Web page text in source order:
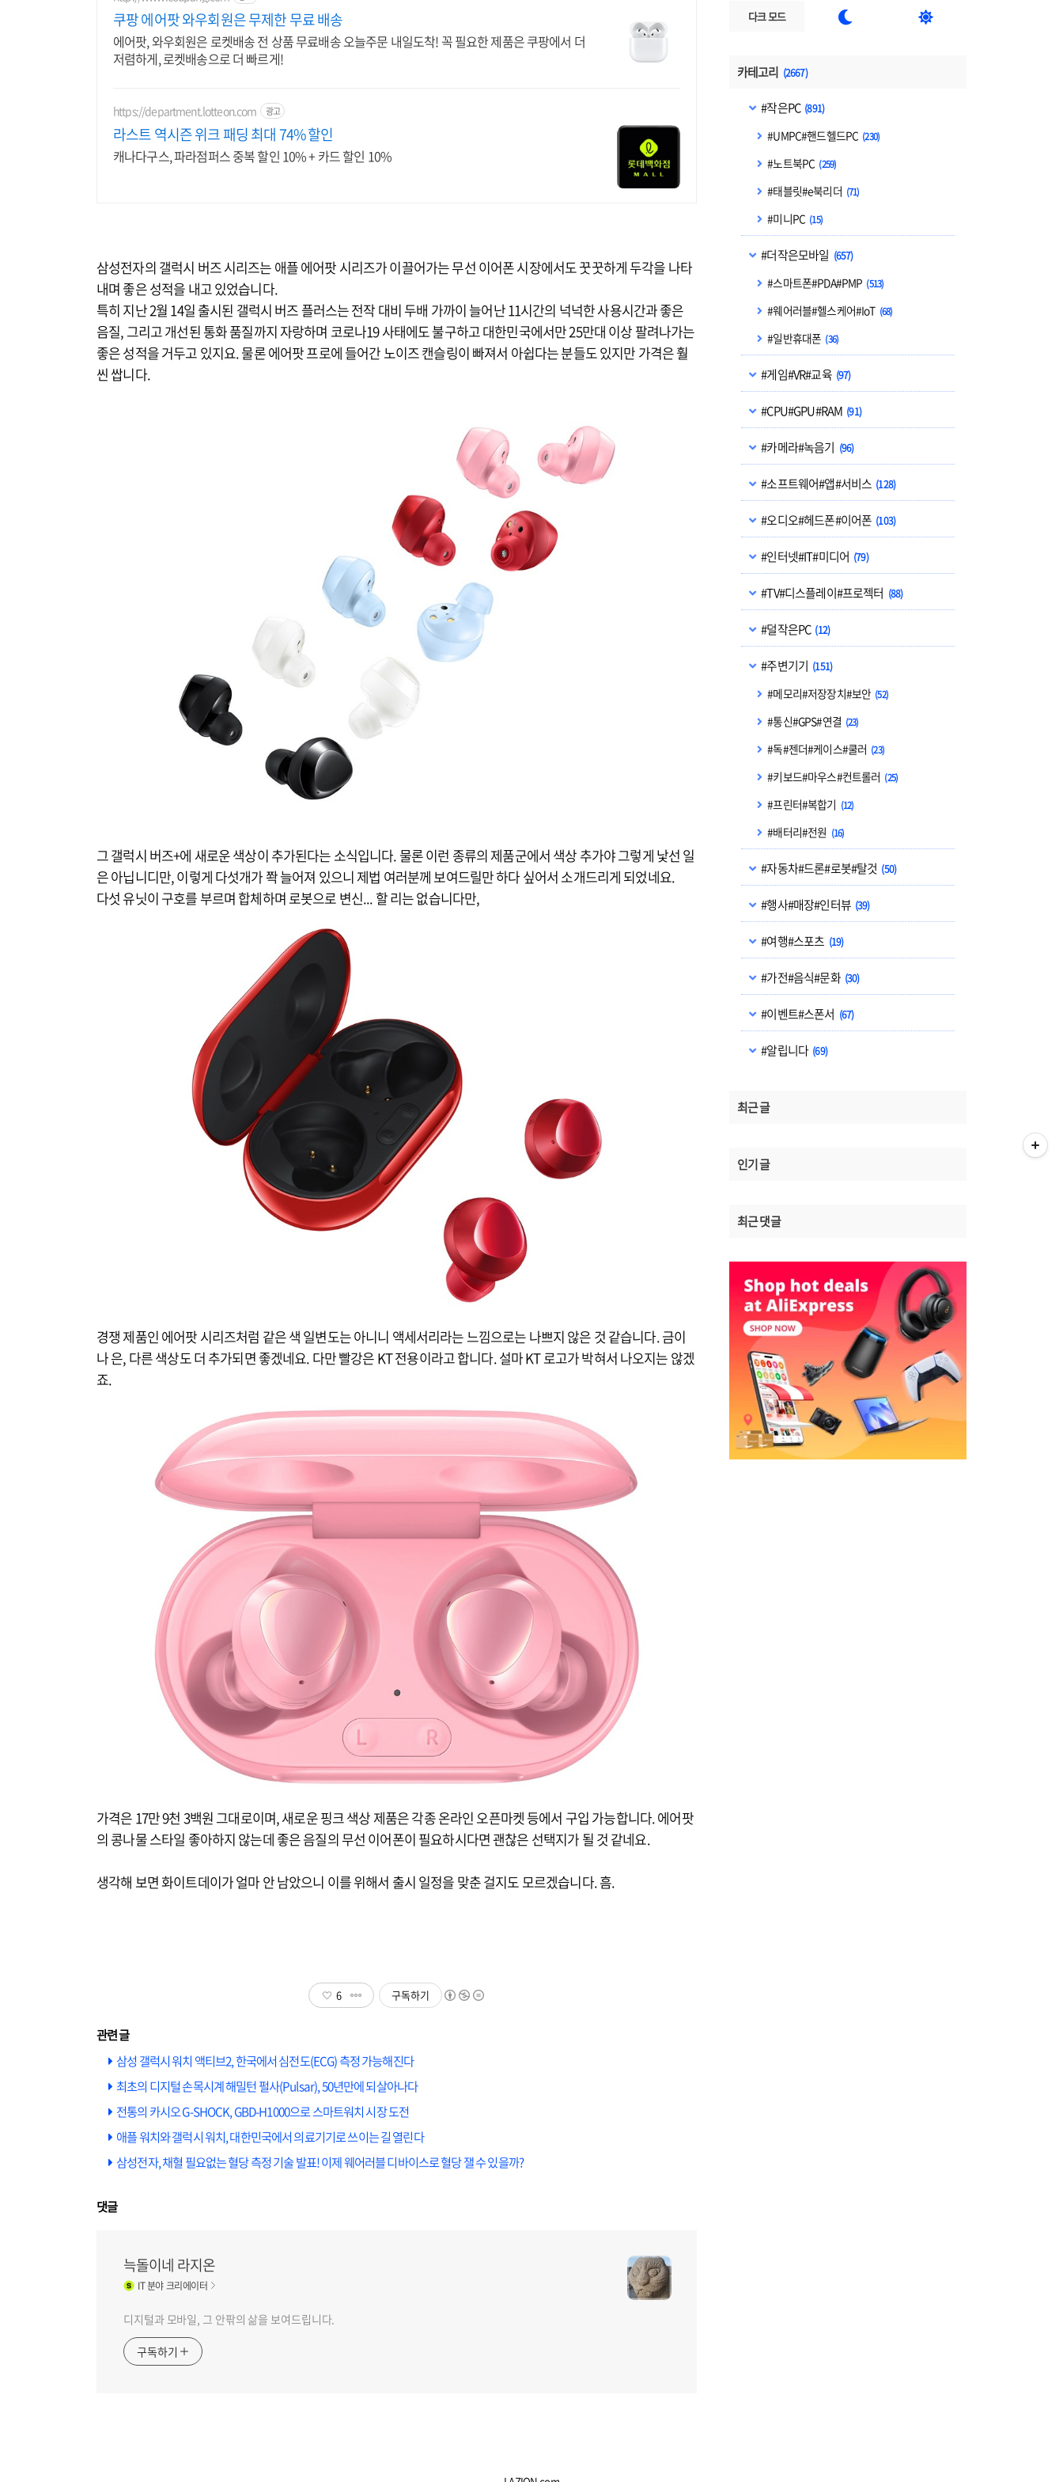
다크 모드  
카테고리 (2667)
#작은PC (891)
#UMPC#핸드헬드PC (230)
#노트북PC (259)
#태블릿#e북리더 (71)
#미니PC (15)
#더작은모바일 (657)
#스마트폰#PDA#PMP (513)
#웨어러블#헬스케어#IoT (68)
#일반휴대폰 (36)
#게임#VR#교육 (97)
#CPU#GPU#RAM (91)
#카메라#녹음기 (96)
#소프트웨어#앱#서비스 (128)
#오디오#헤드폰#이어폰 (103)
#인터넷#IT#미디어 (79)
#TV#디스플레이#프로젝터 (88)
#덜작은PC (12)
#주변기기 (151)
#메모리#저장장치#보안 (52)
#통신#GPS#연결 (23)
#독#젠더#케이스#쿨러 (23)
#키보드#마우스#컨트롤러 (25)
#프린터#복합기 (12)
#배터리#전원 (16)
#자동차#드론#로봇#탈것 (50)
#행사#매장#인터뷰 (39)
#여행#스포츠 (19)
#가전#음식#문화 (30)
#이벤트#스폰서 (67)
#알립니다 (69)
최근 글
인기 글
최근 댓글
쿠팡 에어팟 와우회원은 무제한 무료 배송
에어팟, 와우회원은 로켓배송 전 상품 무료배송 오늘주문 내일도착! 꼭 필요한 제품은 쿠팡에서 더
저렴하게, 로켓배송으로 더 빠르게!
https://department.lotteon.com 광고
라스트 역시즌 위크 패딩 최대 74% 할인
캐나다구스, 파라점퍼스 중복 할인 10% + 카드 할인 10%
삼성전자의 갤럭시 버즈 시리즈는 애플 에어팟 시리즈가 이끌어가는 무선 이어폰 시장에서도 꿋꿋하게 두각을 나타
내며 좋은 성적을 내고 있었습니다.
특히 지난 2월 14일 출시된 갤럭시 버즈 플러스는 전작 대비 두배 가까이 늘어난 11시간의 넉넉한 사용시간과 좋은
음질, 그리고 개선된 통화 품질까지 자랑하며 코로나19 사태에도 불구하고 대한민국에서만 25만대 이상 팔려나가는
좋은 성적을 거두고 있지요. 물론 에어팟 프로에 들어간 노이즈 캔슬링이 빠져서 아쉽다는 분들도 있지만 가격은 훨
씬 쌉니다.
그 갤럭시 버즈+에 새로운 색상이 추가된다는 소식입니다. 물론 이런 종류의 제품군에서 색상 추가야 그렇게 낯선 일
은 아닙니디만, 이렇게 다섯개가 쫙 늘어져 있으니 제법 여러분께 보여드릴만 하다 싶어서 소개드리게 되었네요.
다섯 유닛이 구호를 부르며 합체하며 로봇으로 변신... 할 리는 없습니다만,
경쟁 제품인 에어팟 시리즈처럼 같은 색 일변도는 아니니 액세서리라는 느낌으로는 나쁘지 않은 것 같습니다. 금이
나 은, 다른 색상도 더 추가되면 좋겠네요. 다만 빨강은 KT 전용이라고 합니다. 설마 KT 로고가 박혀서 나오지는 않겠
죠.
가격은 17만 9천 3백원 그대로이며, 새로운 핑크 색상 제품은 각종 온라인 오픈마켓 등에서 구입 가능합니다. 에어팟
의 콩나물 스타일 좋아하지 않는데 좋은 음질의 무선 이어폰이 필요하시다면 괜찮은 선택지가 될 것 같네요.
생각해 보면 화이트데이가 얼마 안 남았으니 이를 위해서 출시 일정을 맞춘 걸지도 모르겠습니다. 흠.
6 구독하기
삼성 갤럭시 워치 액티브2, 한국에서 심전도(ECG) 측정 가능해진다
최초의 디지털 손목시계 해밀턴 펄사(Pulsar), 50년만에 되살아나다
전통의 카시오 G-SHOCK, GBD-H1000으로 스마트워치 시장 도전
애플 워치와 갤럭시 워치, 대한민국에서 의료기기로 쓰이는 길 열린다
삼성전자, 채혈 필요없는 혈당 측정 기술 발표! 이제 웨어러블 디바이스로 혈당 잴 수 있을까?
댓글
늑돌이네 라지온
IT분야 크리에이터
디지털과 모바일, 그 안팎의 삶을 보여드립니다.
구독하기